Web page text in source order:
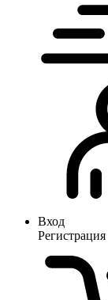
Вход
Регистрация